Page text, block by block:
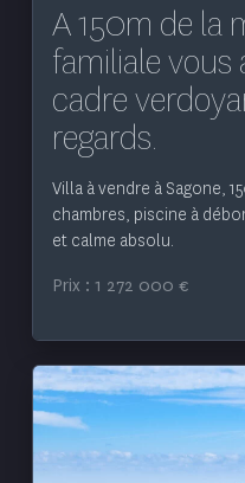
A 150m de la
familiale vous
cadre
regards.
Villa à vendre à Sagone,
chambres, piscine à
et calme absolu.
Prix : 1 272 000 €